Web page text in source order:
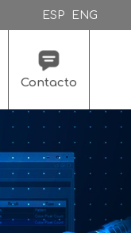
ESP ENG
Contacto